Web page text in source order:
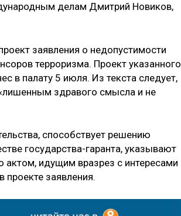
делам Дмитрий Новиков,
заявления о недопустимости
терроризма. Проект указанного
в палату 5 июля. Из текста следует,
здравого смысла и не
способствует решению
государства-гаранта, указывают
идущим вразрез с интересами
проекте заявления.